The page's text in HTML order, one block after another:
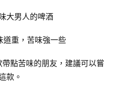
大男人的啤酒
道重，苦味強一些
點苦味的朋友，建議可以嘗
款。